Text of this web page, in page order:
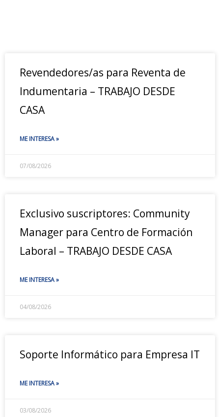
Revendedores/as para Reventa de
Indumentaria – TRABAJO DESDE
CASA
ME INTERESA »
07/08/2026
Exclusivo suscriptores: Community
Manager para Centro de Formación
Laboral – TRABAJO DESDE CASA
ME INTERESA »
04/08/2026
Soporte Informático para Empresa IT
ME INTERESA »
03/08/2026